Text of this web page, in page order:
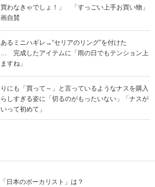
わなきゃでしょ！」 「すっごい上手お買い物」
自賛
るミニハギレ→“セリアのリング”を付けた
完成したアイテムに「雨の日でもテンション上
すね」
にも「買って～」と言っているようなナスを購入
しすぎる姿に「切るのがもったいない」「ナスが
って初めて」
日本のボーカリスト」は？